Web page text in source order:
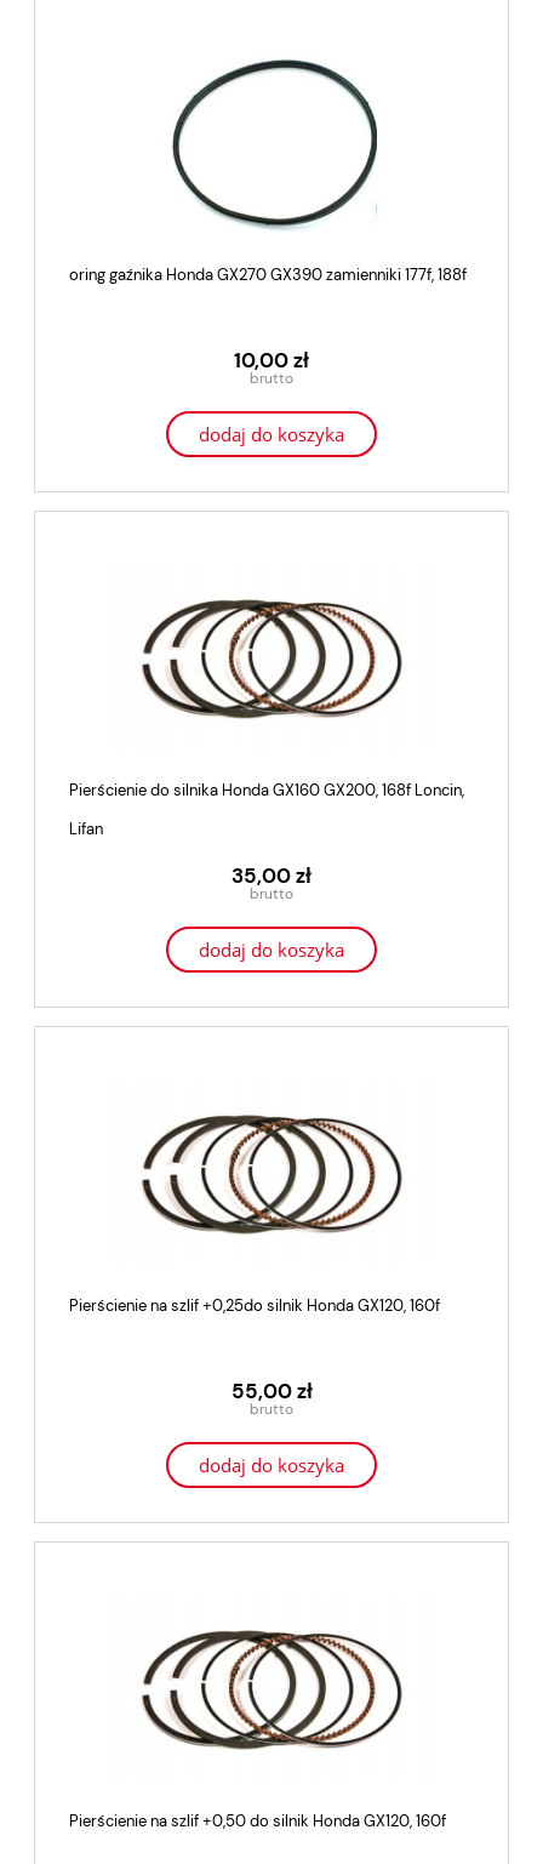
oring gaźnika Honda GX270 GX390 zamienniki 177f, 188f
10,00 zł
dodaj do koszyka
Pierścienie do silnika Honda GX160 GX200, 168f Loncin,
Lifan
35,00 zł
dodaj do koszyka
Pierścienie na szlif +0,25do silnik Honda GX120, 160f
55,00 zł
dodaj do koszyka
Pierścienie na szlif +0,50 do silnik Honda GX120, 160f